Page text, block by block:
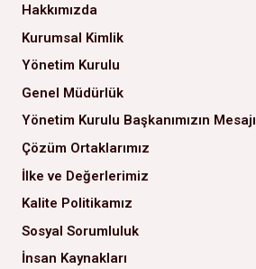
Hakkımızda
Kurumsal Kimlik
Yönetim Kurulu
Genel Müdürlük
Yönetim Kurulu Başkanımızın Mesajı
Çözüm Ortaklarımız
İlke ve Değerlerimiz
Kalite Politikamız
Sosyal Sorumluluk
İnsan Kaynakları